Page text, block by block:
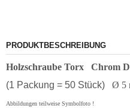
PRODUKTBESCHREIBUNG
Holzschraube Torx Chrom
(1 Packung = 50 Stück)
Ø 5
Abbildungen teilweise Symbolfoto !